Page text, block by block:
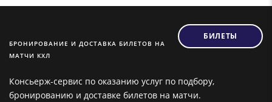
БРОНИРОВАНИЕ И ДОСТАВКА БИЛЕТОВ НА
МАТЧИ КХЛ
БИЛЕТЫ
Консьерж-сервис по оказанию услуг по подбору,
бронированию и доставке билетов на матчи.